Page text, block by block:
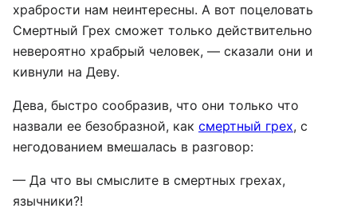
храбрости нам неинтересны. А вот поцеловать
Смертный Грех сможет только действительно
невероятно храбрый человек, — сказали они и
кивнули на Деву.
Дева, быстро сообразив, что они только что
назвали ее безобразной, как смертный грех, с
негодованием вмешалась в разговор:
— Да что вы смыслите в смертных грехах,
язычники?!